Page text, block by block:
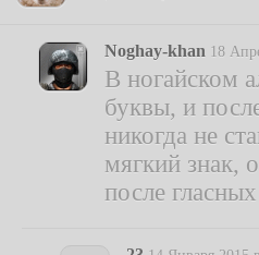
Noghay-khan 18
В ногайском
буквы, и
никогда не
мягкий знак,
после